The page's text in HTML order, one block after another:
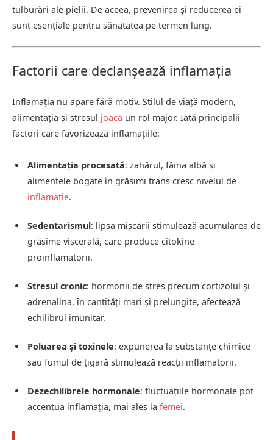
tulburări ale pielii. De aceea, prevenirea și reducerea ei
sunt esențiale pentru sănătatea pe termen lung.
Factorii care declanșează inflamația
Inflamația nu apare fără motiv. Stilul de viață modern,
alimentația și stresul joacă un rol major. Iată principalii
factori care favorizează inflamațiile:
Alimentația procesată: zahărul, făina albă și
alimentele bogate în grăsimi trans cresc nivelul de
inflamație.
Sedentarismul: lipsa mișcării stimulează acumularea de
grăsime viscerală, care produce citokine
proinflamatorii.
Stresul cronic: hormonii de stres precum cortizolul și
adrenalina, în cantități mari și prelungite, afectează
echilibrul imunitar.
Poluarea și toxinele: expunerea la substanțe chimice
sau fumul de țigară stimulează reacții inflamatorii.
Dezechilibrele hormonale: fluctuațiile hormonale pot
accentua inflamația, mai ales la femei.